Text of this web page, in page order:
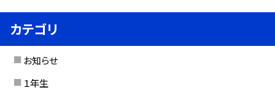
カテゴリ
お知らせ
１年生